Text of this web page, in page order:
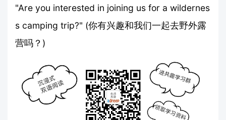
"Are you interested in joining us for a wildernes
s camping trip?" (你有兴趣和我们一起去野外露
营吗？)